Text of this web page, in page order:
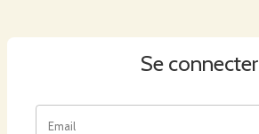
Se connecter
Email